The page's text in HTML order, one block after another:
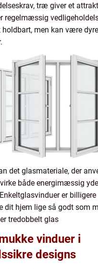
træ giver et
regelmæssig
holdbart, men kan være
det glasmateriale, der
både energimæssig
er
dit hjem lige så godt som
tredobbelt glas
vinduer i
designs